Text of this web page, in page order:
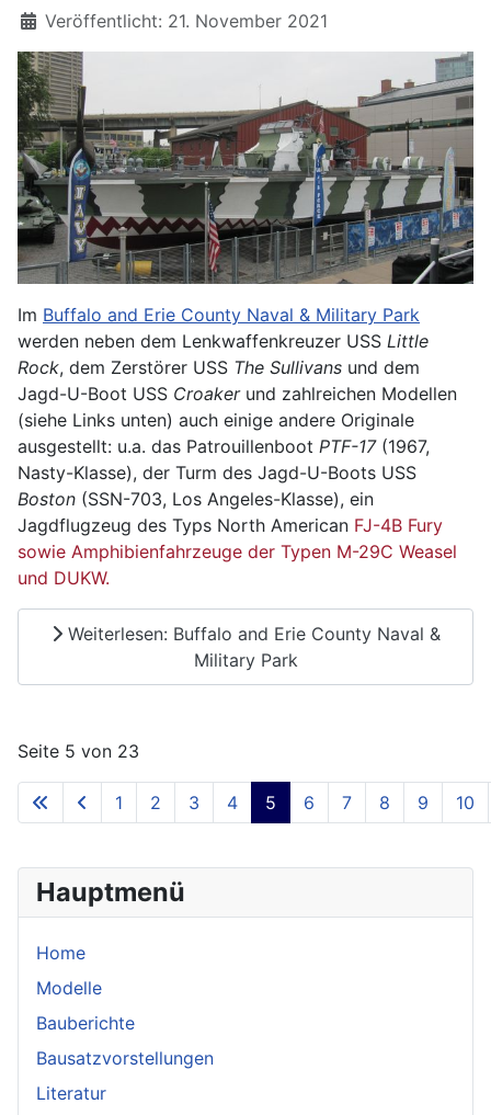
Hauptmenü
Home
Modelle
Bauberichte
Bausatzvorstellungen
Literatur
Details
Veröffentlicht: 21. November 2021
Im Buffalo and Erie County Naval & Military Park
werden neben dem Lenkwaffenkreuzer USS Little
Rock, dem Zerstörer USS The Sullivans und dem
Jagd-U-Boot USS Croakerund zahlreichen Modellen
(siehe Links unten) auch einige andere Originale
ausgestellt: u.a. das Patrouillenboot PTF-17(1967,
Nasty-Klasse), der Turm des Jagd-U-Boots USS
Boston (SSN-703, Los Angeles-Klasse), ein
Jagdflugzeug des Typs North American FJ-4B Fury
sowie Amphibienfahrzeuge der Typen M-29C Weasel
und DUKW.
Weiterlesen: Buffalo and Erie County Naval &
Military Park
Seite 5 von 23
1 2 3 4 5 6 7 8 9 10